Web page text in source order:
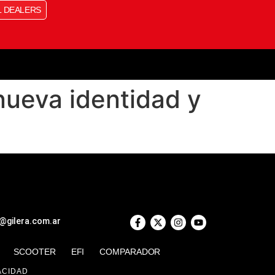
DEALERS
identidad y
SCOOTER EFI COMPARADOR